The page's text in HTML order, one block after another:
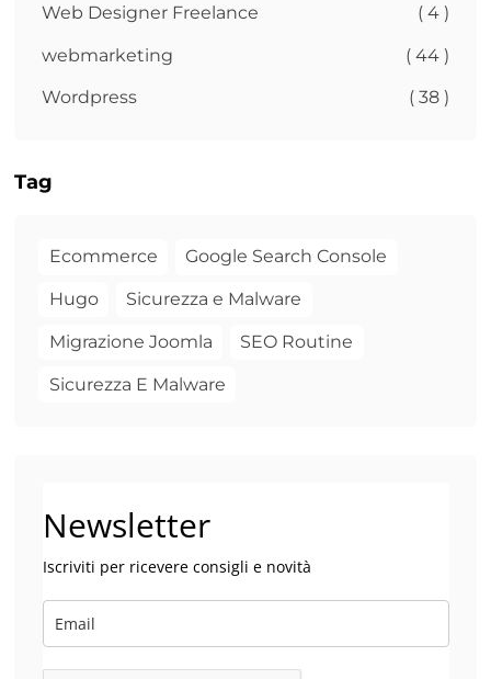
Web Designer Freelance ( 4 )
webmarketing ( 44 )
Wordpress ( 38 )
Tag
Ecommerce Google Search Console
Hugo Sicurezza e Malware
Migrazione Joomla SEO Routine
Sicurezza E Malware
Newsletter
Iscriviti per ricevere consigli e novità